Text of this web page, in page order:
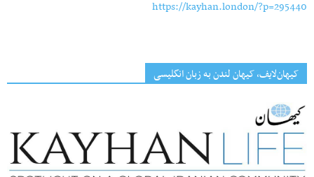
https://kayhan.london/?p=295440
کیهان‌لایف، کیهان لندن به زبان انگلیسی